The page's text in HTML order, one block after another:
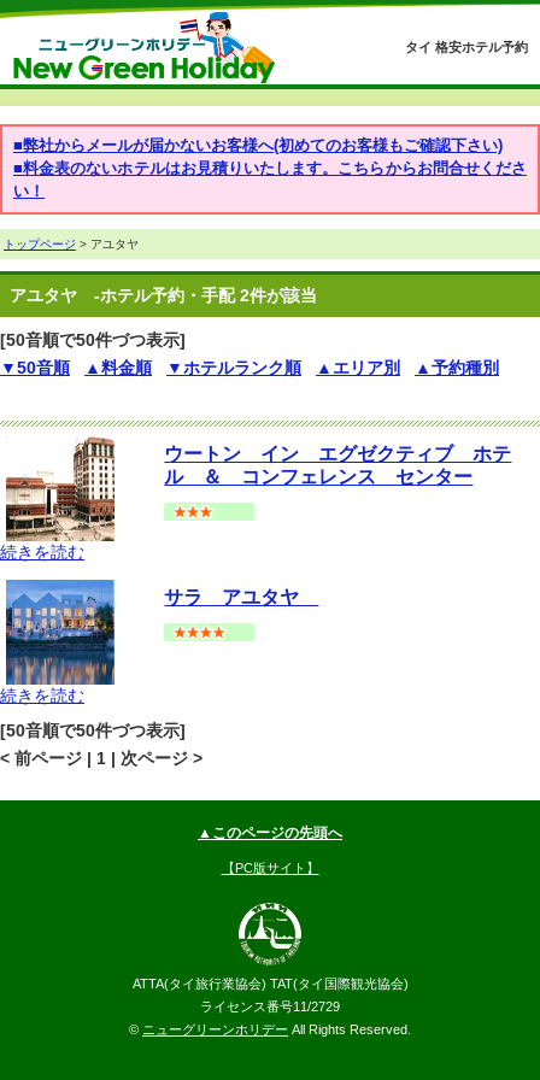
タイ 格安ホテル予約
■弊社からメールが届かないお客様へ(初めてのお客様もご確認下さい)
■料金表のないホテルはお見積りいたします。こちらからお問合せくださ
い！
トップページ > アユタヤ
アユタヤ -ホテル予約・手配 2件が該当
[50音順で50件づつ表示]
▼50音順
▲料金順 ▼ホテルランク順 ▲エリア別 ▲予約種別
ウートン イン エグゼクティブ ホテ
ル ＆ コンフェレンス センター
続きを読む
サラ アユタヤ
続きを読む
[50音順で50件づつ表示]
< 前ページ | 1 | 次ページ >
▲このページの先頭へ
【PC版サイト】
ATTA(タイ旅行業協会) TAT(タイ国際観光協会)
ライセンス番号11/2729
© ニューグリーンホリデー All Rights Reserved.